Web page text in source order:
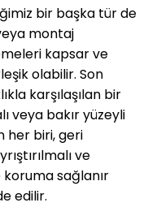
bir başka tür de
montaj
kapsar ve
olabilir. Son
karşılaşılan bir
veya bakır yüzeyli
her biri, geri
ve
sağlanır
edilir.